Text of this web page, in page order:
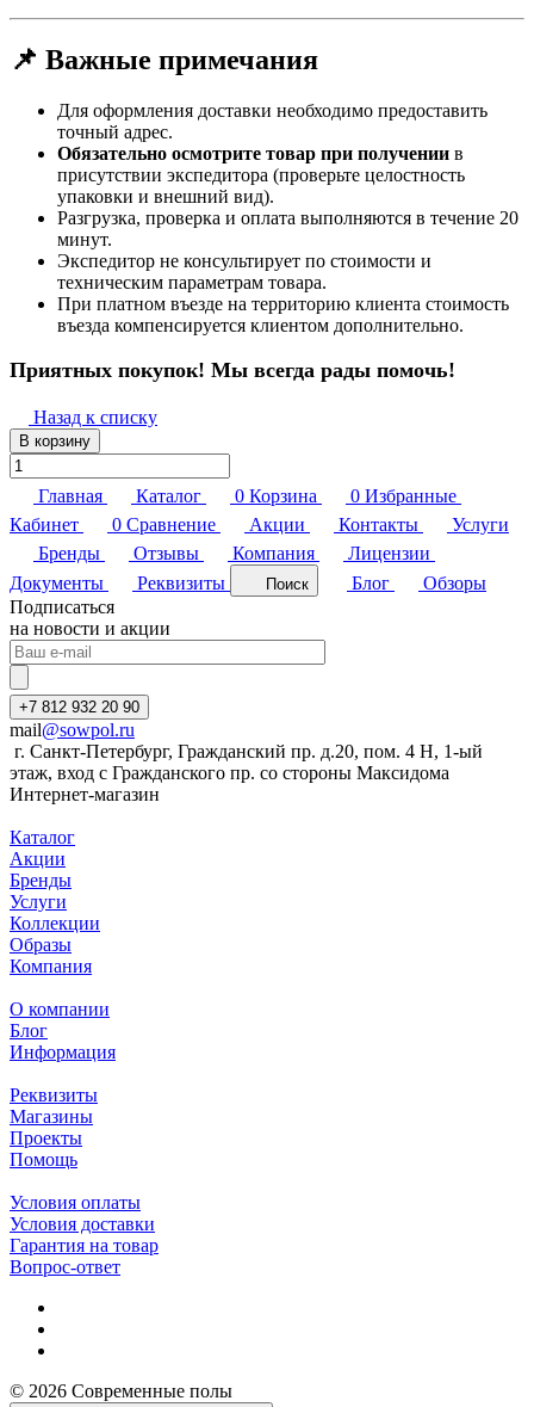
📌 Важные примечания
Для оформления доставки необходимо предоставить
точный адрес.
Обязательно осмотрите товар при получении в
присутствии экспедитора (проверьте целостность
упаковки и внешний вид).
Разгрузка, проверка и оплата выполняются в течение 20
минут.
Экспедитор не консультирует по стоимости и
техническим параметрам товара.
При платном въезде на территорию клиента стоимость
въезда компенсируется клиентом дополнительно.
Приятных покупок! Мы всегда рады помочь!
Назад к списку
В корзину
Главная Каталог 0 Корзина 0 Избранные
Кабинет
0 Сравнение Акции Контакты
Услуги
Бренды
Отзывы Компания
Лицензии
Документы
Реквизиты Поиск Блог
Обзоры
Подписаться
на новости и акции
+7 812 932 20 90
mail@sowpol.ru
г. Санкт-Петербург, Гражданский пр. д.20, пом. 4 Н, 1-ый
этаж, вход с Гражданского пр. со стороны Максидома
Интернет-магазин
Каталог
Акции
Бренды
Услуги
Коллекции
Образы
Компания
О компании
Блог
Информация
Реквизиты
Магазины
Проекты
Помощь
Условия оплаты
Условия доставки
Гарантия на товар
Вопрос-ответ
© 2026 Современные полы